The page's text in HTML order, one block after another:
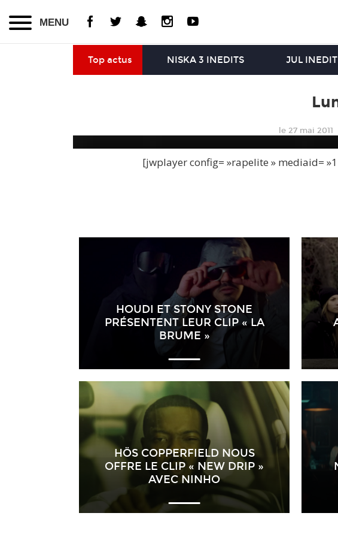
MENU
Top actus NISKA 3 INEDITS JUL INEDIT
le 27 mai 2011
[jwplayer config= »rapelite » mediaid=
HOUDI ET STONY STONE
PRÉSENTENT LEUR CLIP « LA
BRUME »
HÖS COPPERFIELD NOUS
OFFRE LE CLIP « NEW DRIP »
AVEC NINHO